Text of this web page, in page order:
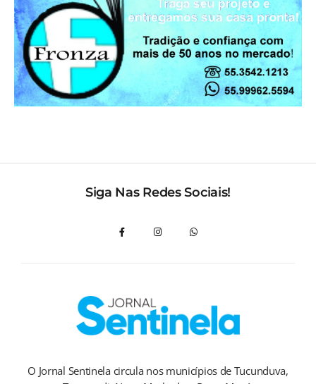
Siga Nas Redes Sociais!
O Jornal Sentinela circula nos municípios de Tucunduva,